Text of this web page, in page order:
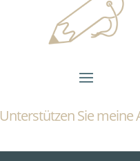
Unterstützen Sie meine